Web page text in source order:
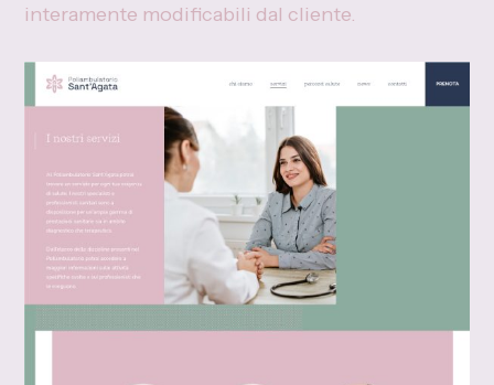
interamente modificabili dal cliente.